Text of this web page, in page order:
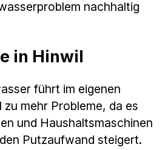
nachhaltig
in Hinwil
führt im eigenen
mehr Probleme, da es
und Haushaltsmaschinen
Putzaufwand steigert.